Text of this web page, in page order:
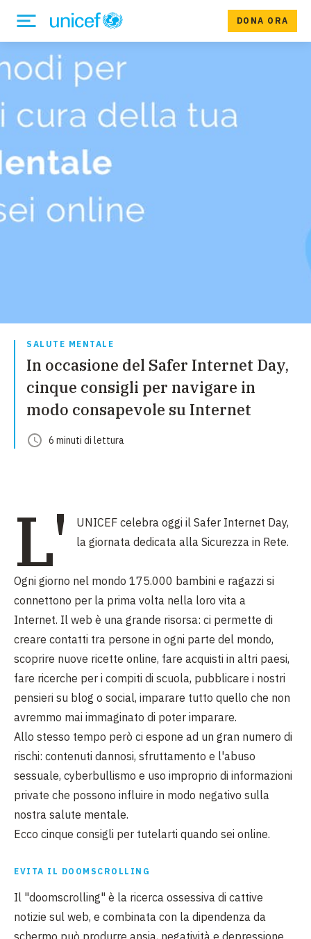
DONA ORA
SALUTE MENTALE
In occasione del Safer Internet Day,
cinque consigli per navigare in
modo consapevole su Internet
6 minuti di lettura
L'
UNICEF celebra oggi il Safer Internet Day,
la giornata dedicata alla Sicurezza in Rete.
Ogni giorno nel mondo 175.000 bambini e ragazzi si
connettono per la prima volta nella loro vita a
Internet. Il web è una grande risorsa: ci permette di
creare contatti tra persone in ogni parte del mondo,
scoprire nuove ricette online, fare acquisti in altri paesi,
fare ricerche per i compiti di scuola, pubblicare i nostri
pensieri su blog o social, imparare tutto quello che non
avremmo mai immaginato di poter imparare.
Allo stesso tempo però ci espone ad un gran numero di
rischi: contenuti dannosi, sfruttamento e l'abuso
sessuale, cyberbullismo e uso improprio di informazioni
private che possono influire in modo negativo sulla
nostra salute mentale.
Ecco cinque consigli per tutelarti quando sei online.
EVITA IL DOOMSCROLLING
Il "doomscrolling" è la ricerca ossessiva di cattive
notizie sul web, e combinata con la dipendenza da
schermo può produrre ansia, negatività e depressione.